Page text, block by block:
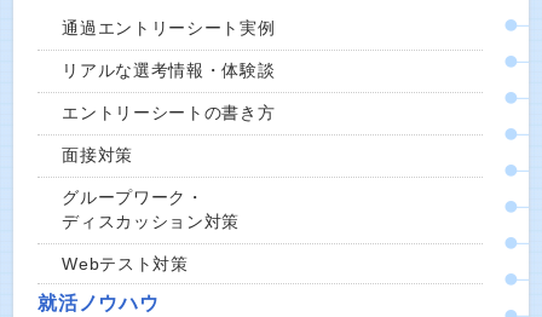
通過エントリーシート実例
リアルな選考情報・体験談
エントリーシートの書き方
面接対策
グループワーク・
ディスカッション対策
Webテスト対策
就活ノウハウ